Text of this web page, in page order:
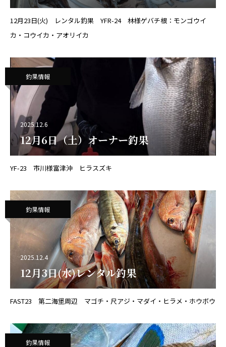
12月23日(火) レンタル釣果 YFR-24 林様ゲバチ根：モンゴウイ
カ・コウイカ・アオリイカ
釣果情報
2025.12.6
12月6日（土）オーナー釣果
YF-23 市川様富津沖 ヒラスズキ
釣果情報
2025.12.4
12月3日(水)レンタル釣果
FAST23 第二海堡周辺 マゴチ・尺アジ・マダイ・ヒラメ・ホウボウ
釣果情報